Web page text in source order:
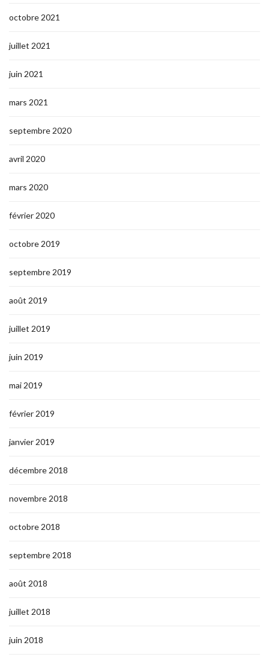
octobre 2021
juillet 2021
juin 2021
mars 2021
septembre 2020
avril 2020
mars 2020
février 2020
octobre 2019
septembre 2019
août 2019
juillet 2019
juin 2019
mai 2019
février 2019
janvier 2019
décembre 2018
novembre 2018
octobre 2018
septembre 2018
août 2018
juillet 2018
juin 2018